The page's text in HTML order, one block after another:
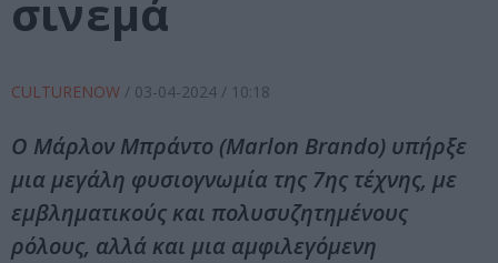
σινεμά
CULTURENOW / 03-04-2024 / 10:18
Ο Μάρλον Μπράντο (Marlon Brando) υπήρξε
μια μεγάλη φυσιογνωμία της 7ης τέχνης, με
εμβληματικούς και πολυσυζητημένους
ρόλους, αλλά και μια αμφιλεγόμενη